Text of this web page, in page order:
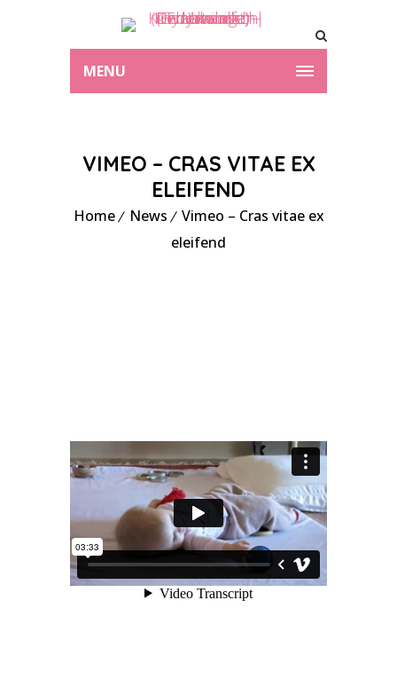
MENU
VIMEO – CRAS VITAE EX
ELEIFEND
Home News
Vimeo – Cras vitae ex
eleifend